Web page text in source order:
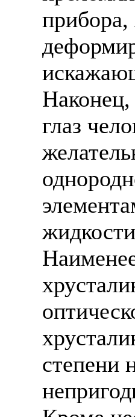
прибора,
глаз
степени